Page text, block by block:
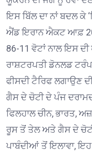
ਇਸ ਬਿੱਲ ਦਾ ਨਾਂ ਬਦਲ ਕੇ
ਐਂਡ ਇਰਾਨ ਐਕਟ ਆਫ਼
86-11 ਵੋਟਾਂ ਨਾਲ ਇਸ
ਰਾਸ਼ਟਰਪਤੀ ਡੋਨਲਡ ਟਰੰਪ
ਫੀਸਦੀ ਟੈਰਿਫ ਲਗਾਉਣ
ਗੈਸ ਦੇ ਚੋਟੀ ਦੇ ਪੰਜ
ਫਿਲਹਾਲ ਚੀਨ, ਭਾਰਤ,
ਰੂਸ ਤੋਂ ਤੇਲ ਅਤੇ ਗੈਸ ਦੇ
ਪਾਬੰਦੀਆਂ ਤੋਂ ਇਲਾਵਾ,